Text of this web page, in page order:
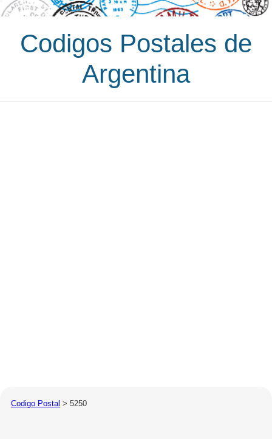
Codigos Postales de
Argentina
Codigo Postal > 5250